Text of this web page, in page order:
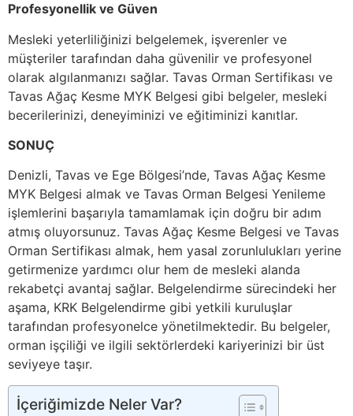
Profesyonellik ve Güven
Mesleki yeterliliğinizi belgelemek, işverenler ve
müşteriler tarafından daha güvenilir ve profesyonel
olarak algılanmanızı sağlar. Tavas Orman Sertifikası ve
Tavas Ağaç Kesme MYK Belgesi gibi belgeler, mesleki
becerilerinizi, deneyiminizi ve eğitiminizi kanıtlar.
SONUÇ
Denizli, Tavas ve Ege Bölgesi’nde, Tavas Ağaç Kesme
MYK Belgesi almak ve Tavas Orman Belgesi Yenileme
işlemlerini başarıyla tamamlamak için doğru bir adım
atmış oluyorsunuz. Tavas Ağaç Kesme Belgesi ve Tavas
Orman Sertifikası almak, hem yasal zorunlulukları yerine
getirmenize yardımcı olur hem de mesleki alanda
rekabetçi avantaj sağlar. Belgelendirme sürecindeki her
aşama, KRK Belgelendirme gibi yetkili kuruluşlar
tarafından profesyonelce yönetilmektedir. Bu belgeler,
orman işçiliği ve ilgili sektörlerdeki kariyerinizi bir üst
seviyeye taşır.
İçeriğimizde Neler Var?